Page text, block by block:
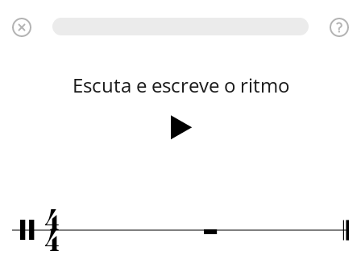
Escuta e escreve o ritmo
/4
4 Ó